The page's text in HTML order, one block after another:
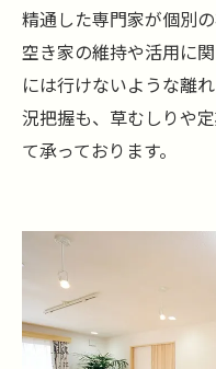
精通した専門家が個別
空き家の維持や活用に
には行けないような離
況把握も、草むしりや
て承っております。